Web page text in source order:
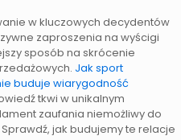
w kluczowych decydentów
zaproszenia na wyścigi
sposób na skrócenie
Jak sport
buduje wiarygodność
tkwi w unikalnym
zaufania niemożliwy do
jak budujemy te relacje